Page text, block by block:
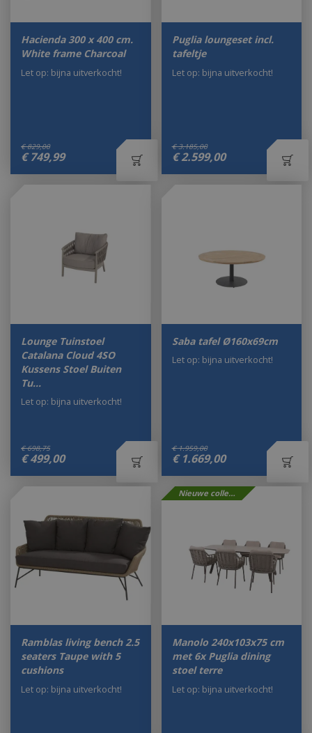
Hacienda 300 x 400 cm.
White frame Charcoal
€ 829,00
€ 749,99
Let op: bijna uitverkocht!
Puglia loungeset incl.
tafeltje
€ 3.185,00
€ 2.599,00
Let op: bijna uitverkocht!
Lounge Tuinstoel
Catalana Cloud 4SO
Kussens Stoel Buiten
Tu…
€ 698,75
€ 499,00
Let op: bijna uitverkocht!
Saba tafel Ø160x69cm
€ 1.959,00
€ 1.669,00
Let op: bijna uitverkocht!
Ramblas living bench 2.5
seaters Taupe with 5
cushions
Let op: bijna uitverkocht!
Nieuwe collectie
Manolo 240x103x75 cm
met 6x Puglia dining
stoel terre
Let op: bijna uitverkocht!